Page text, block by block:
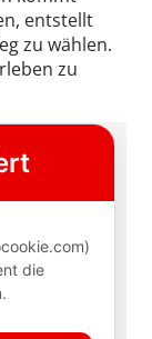
entstellt
zu wählen.
zu